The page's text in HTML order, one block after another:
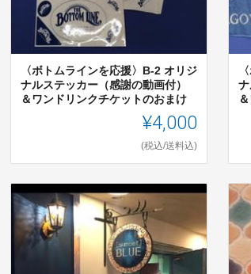
〈ボトムラインを応援〉B-2 オリジ
ナルステッカー（感謝の動画付）
＆ワンドリンクチケットのおまけ
¥4,000
(税込/送料込)